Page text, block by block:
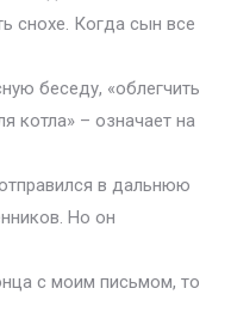
снохе. Когда сын все
беседу, «облегчить
котла» – означает на
в дальнюю
Но он
с моим письмом, то